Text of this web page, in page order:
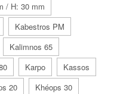
/ H: 30 mm
Kabestros PM
Kalimnos 65
Karpo
Kassos
20
Khéops 30